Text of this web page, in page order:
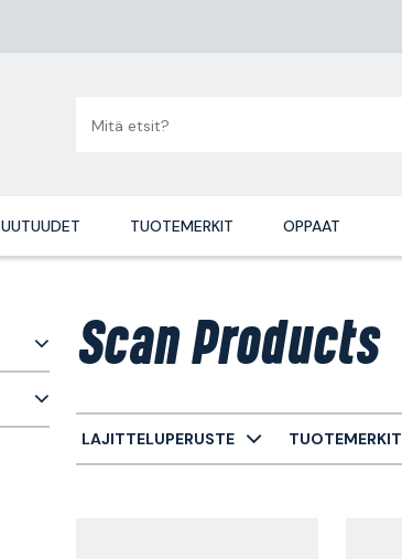
UUTUUDET TUOTEMERKIT OPPAAT
Scan Products
LAJITTELUPERUSTE TUOTEMERKIT